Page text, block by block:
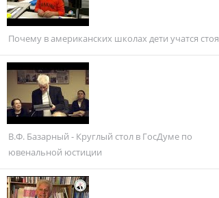
Почему в американских школах дети учатся стоя
В.Ф. Базарный - Круглый стол в ГосДуме по
ювенальной юстиции